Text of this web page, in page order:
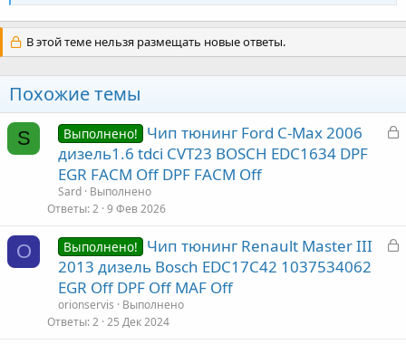
В этой теме нельзя размещать новые ответы.
Похожие темы
S
З
а
Выполнено!
Чип тюнинг Ford C-Max 2006
дизель1.6 tdci CVT23 BOSCH EDC1634 DPF
EGR FACM Off DPF FACM Off
Sard Выполнено
Ответы 2 9 Фев 2026
O
З
Выполнено!
Чип тюнинг Renault Master III
2013 дизель Bosch EDC17C42 1037534062
EGR Off DPF Off MAF Off
orionservis
Выполнено
Ответы 2 25 Дек 2024